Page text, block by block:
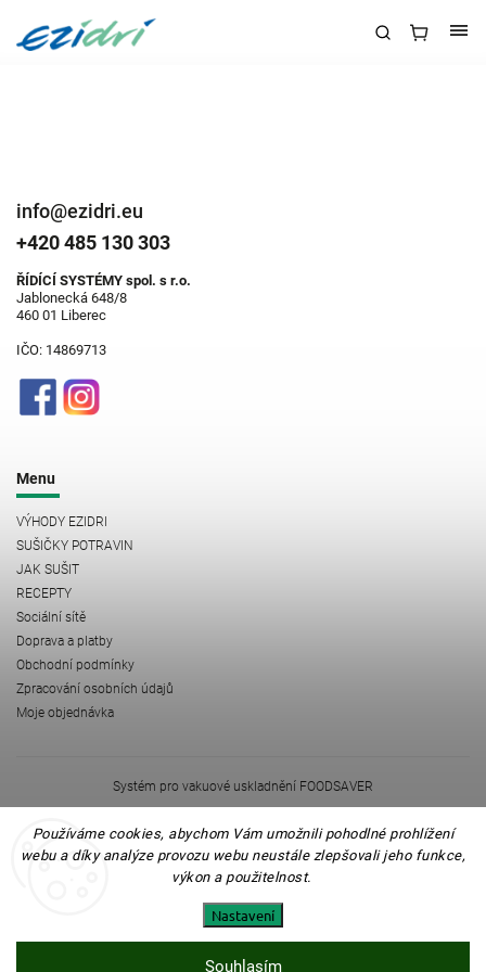
Používáme cookies, abychom Vám umožnili pohodlné prohlížení
webu a díky analýze provozu webu neustále zlepšovali jeho funkce,
výkon apoužitelnost.
Nastavení
Souhlasím
info@ezidri.eu
+420 485 130 303
ŘÍDÍCÍ SYSTÉMY spol. s r.o.
Jablonecká 648/8
460 01 Liberec
IČO: 14869713
Menu
VÝHODY EZIDRI
SUŠIČKY POTRAVIN
JAK SUŠIT
RECEPTY
Sociální sítě
Doprava a platby
Obchodní podmínky
Zpracování osobních údajů
Moje objednávka
Systém pro vakuové uskladnění FOODSAVER